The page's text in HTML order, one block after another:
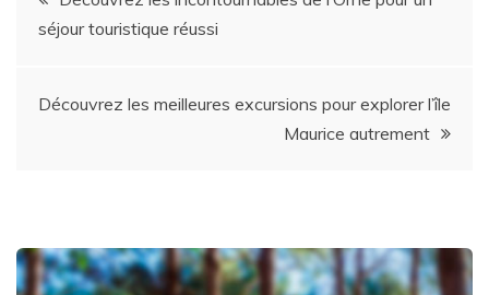
navigation
séjour touristique réussi
Découvrez les meilleures excursions pour explorer l’île
Maurice autrement